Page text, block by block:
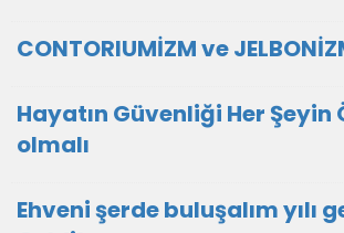
CONTORIUMİZM ve
Hayatın Güvenliği Her Şeyin
olmalı
Ehveni şerde buluşalım yılı